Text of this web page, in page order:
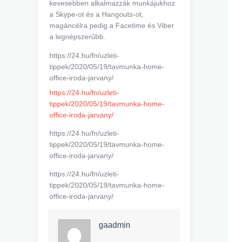
kevesebben alkalmazzák munkájukhoz
a Skype-ot és a Hangouts-ot,
magáncélra pedig a Facetime és Viber
a legnépszerűbb.
https://24.hu/fn/uzleti-
tippek/2020/05/19/tavmunka-home-
office-iroda-jarvany/
https://24.hu/fn/uzleti-
tippek/2020/05/19/tavmunka-home-
office-iroda-jarvany/
https://24.hu/fn/uzleti-
tippek/2020/05/19/tavmunka-home-
office-iroda-jarvany/
https://24.hu/fn/uzleti-
tippek/2020/05/19/tavmunka-home-
office-iroda-jarvany/
gaadmin